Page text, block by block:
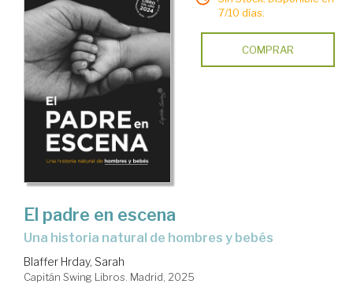
7/10 días.
COMPRAR
El padre en escena
Una historia natural de hombres y bebés
Blaffer Hrday, Sarah
Capitán Swing Libros. Madrid, 2025